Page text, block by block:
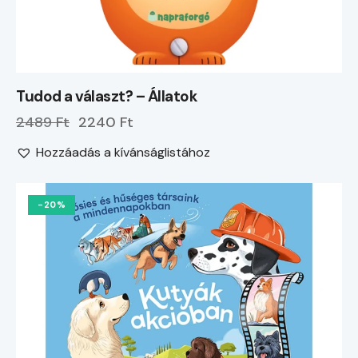
Tudod a választ? – Állatok
2489 Ft 2240 Ft
Hozzáadás a kívánságlistához
-20%